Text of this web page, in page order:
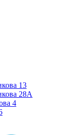
13
28А
4